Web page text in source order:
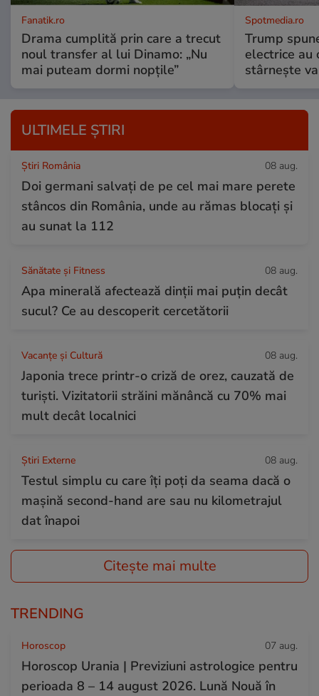
Fanatik.ro
Drama cumplită prin care a trecut
noul transfer al lui Dinamo: „Nu
mai puteam dormi nopțile”
Spotmedia.ro
Trump
electrice au
stârnește
ULTIMELE ȘTIRI
Știri România 08 aug.
Doi germani salvați de pe cel mai mare perete
stâncos din România, unde au rămas blocați și
au sunat la 112
Sănătate și Fitness 08 aug.
Apa minerală afectează dinții mai puțin decât
sucul? Ce au descoperit cercetătorii
Vacanțe și Cultură 08 aug.
Japonia trece printr-o criză de orez, cauzată de
turiști. Vizitatorii străini mănâncă cu 70% mai
mult decât localnici
Știri Externe 08 aug.
Testul simplu cu care îți poți da seama dacă o
mașină second-hand are sau nu kilometrajul
dat înapoi
Citește mai multe
TRENDING
Horoscop 07 aug.
Horoscop Urania | Previziuni astrologice pentru
perioada 8 – 14 august 2026. Lună Nouă în